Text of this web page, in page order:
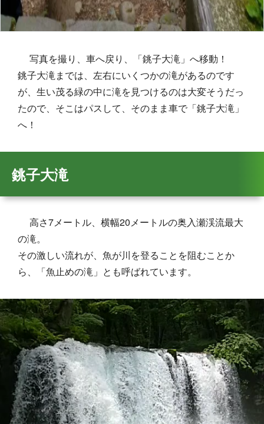
写真を撮り、車へ戻り、「銚子大滝」へ移動！
銚子大滝までは、左右にいくつかの滝があるのです
が、生い茂る緑の中に滝を見つけるのは大変そうだっ
たので、そこはパスして、そのまま車で「銚子大滝」
へ！
銚子大滝
高さ7メートル、横幅20メートルの奥入瀬渓流最大
の滝。
その激しい流れが、魚が川を登ることを阻むことか
ら、「魚止めの滝」とも呼ばれています。
動
画
プ